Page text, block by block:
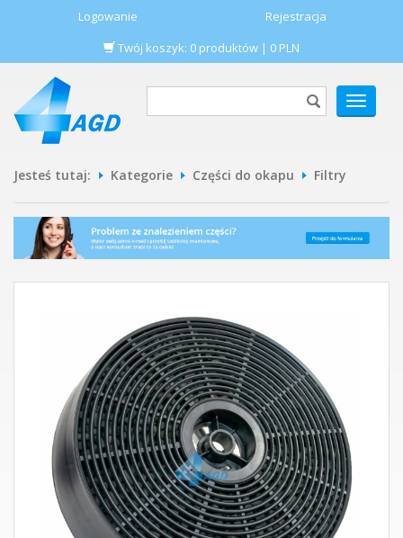
Logowanie
Rejestracja
Twój koszyk: 0 produktów | 0 PLN
POKAŻ
MENU
Jesteś tutaj: Kategorie Części do okapu Filtry